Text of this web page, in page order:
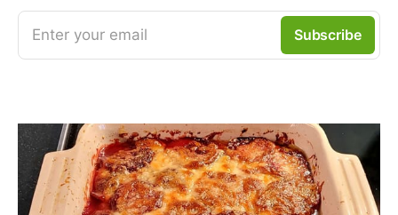
Enter your email Subscribe